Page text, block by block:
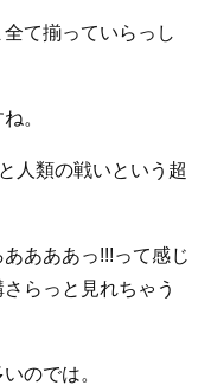
て揃っていらっし
。
人類の戦いという超
あああっ!!!って感じ
らっと見れちゃう
のでは。